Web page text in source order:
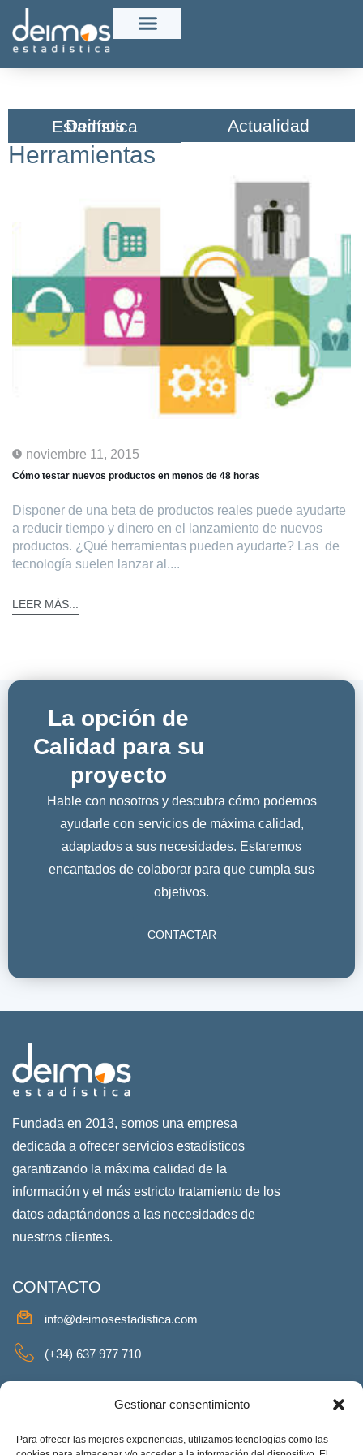
Gestionar consentimiento
Para ofrecer las mejores experiencias, utilizamos tecnologías como las
Deimos Estadística​ Actualidad
Herramientas
noviembre 11, 2015
Cómo testar nuevos productos en menos de 48 horas
Disponer de una beta de productos reales puede ayudarte
a reducir tiempo y dinero en el lanzamiento de nuevos
productos. ¿Qué herramientas pueden ayudarte? Las de
tecnología suelen lanzar al....
LEER MÁS...
La opción de
Calidad para su
proyecto
Hable con nosotros y descubra cómo podemos
ayudarle con servicios de máxima calidad,
adaptados a sus necesidades. Estaremos
encantados de colaborar para que cumpla sus
objetivos.
CONTACTAR
Fundada en 2013, somos una empresa
dedicada a ofrecer servicios estadísticos
garantizando la máxima calidad de la
información y el más estricto tratamiento de los
datos adaptándonos a las necesidades de
nuestros clientes.
CONTACTO
info@deimosestadistica.com
(+34) 637 977 710